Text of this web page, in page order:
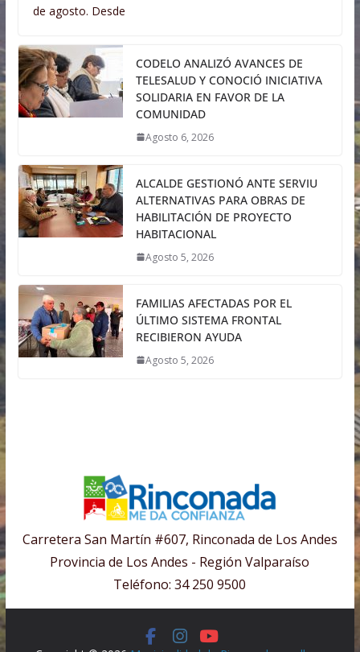
de agosto. Desde
CODELO ANALIZÓ AVANCES DE
TELESALUD Y CONOCIÓ INICIATIVA
SOLIDARIA EN FAVOR DE LA
COMUNIDAD
Agosto 6, 2026
ALCALDE GESTIONÓ ANTE SERVIU
ALTERNATIVAS PARA OBRAS DE
HABILITACIÓN DE PROYECTO
HABITACIONAL
Agosto 5, 2026
FAMILIAS AFECTADAS POR EL
ÚLTIMO SISTEMA FRONTAL
RECIBIERON AYUDA
Agosto 5, 2026
Carretera San Martín #607, Rinconada de Los Andes
Provincia de Los Andes - Región Valparaíso
Teléfono: 34 250 9500